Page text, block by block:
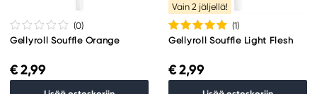
(0)
Gellyroll Souffle Orange
€ 2,99
Vain 2 jäljellä!
(1)
Gellyroll Souffle Light Flesh
€ 2,99